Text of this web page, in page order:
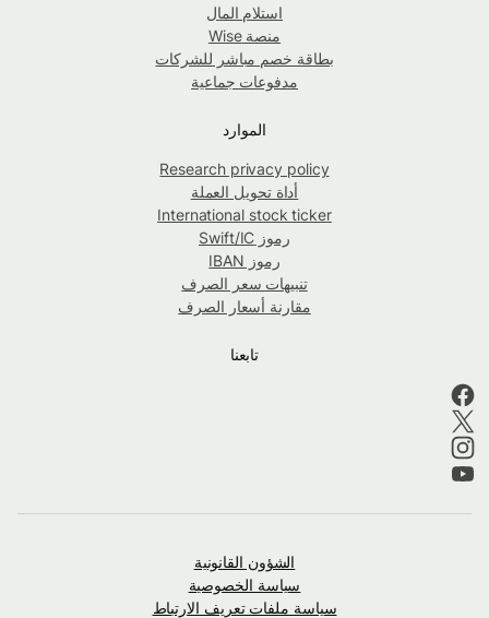
استلام المال
منصة Wise
بطاقة خصم مباشر للشركات
مدفوعات جماعية
الموارد
Research privacy policy
أداة تحويل العملة
International stock ticker
رموز Swift/IC
رموز IBAN
تنبيهات سعر الصرف
مقارنة أسعار الصرف
تابعنا
الشؤون القانونية
سياسة الخصوصية
سياسة ملفات تعريف الارتباط